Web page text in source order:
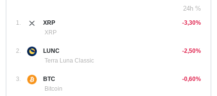
24h %
1.
XRP
XRP
-3,30%
2.
LUNC
Terra Luna Classic
-2,50%
3.
BTC
Bitcoin
-0,60%